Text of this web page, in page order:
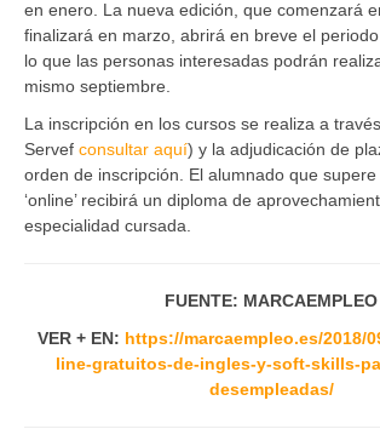
en enero. La nueva edición, que comenzará
finalizará en marzo, abrirá en breve el
lo que las personas interesadas podrán
mismo septiembre.
La inscripción en los cursos se realiza a
Servef consultar aquí) y la adjudicación de
orden de inscripción. El alumnado que
‘online’ recibirá un diploma de
especialidad cursada.
FUENTE: MARCAEMPLEO
VER + EN: https://marcaempleo.es/2018/
line-gratuitos-de-ingles-y-soft-skills-
desempleadas/